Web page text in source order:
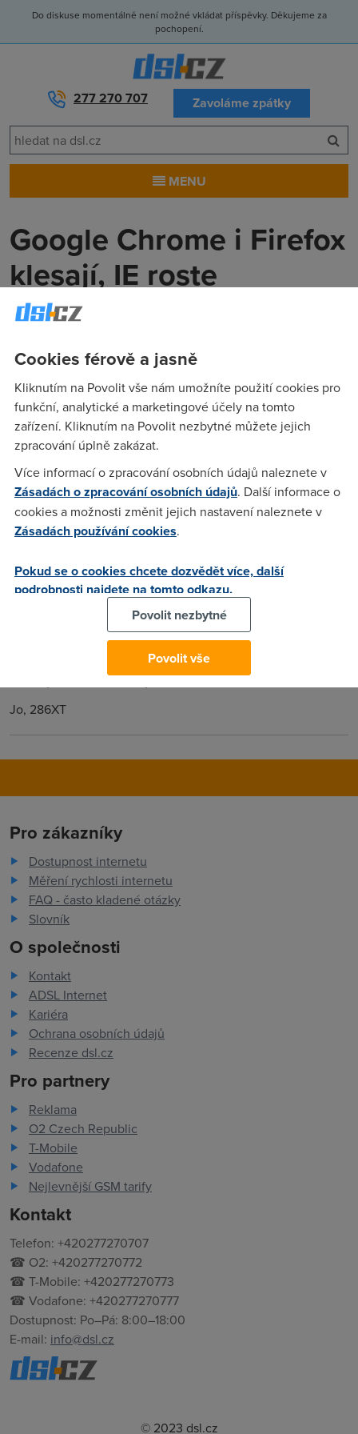
Do diskuse momentálně není možné vkládat příspěvky. Děkujeme za
pochopení.
277 270 707 Zavoláme zpátky
MENU
Google Chrome i Firefox
klesají, IE roste
Anonym(8.11.2012 13:00:00)
přišel Netmarketshare. Ač můžeme být k přesným číslům
skeptičtí, trendy ukazuje relativně dobře. Což potěší
příznivce nejen Microsoftu, ale také Opery.
gr (8.11.2012 19:19:27)
No situace u Chromu je myslím jasná, aktualizuje je bez
vědomí uživatele. A nijak to uživatel ani nepozná. U IE je
změna verze otázka na několik 10minut a Firefox se při
(9.11.2012 10:40:48)
Nekolik desitek minut? To pouzivas 286ku?
(11.11.2012 21:47:39)
Jo, 286XT
Pro zákazníky
Dostupnost internetu
Měření rychlosti internetu
FAQ - často kladené otázky
Slovník
O společnosti
Kontakt
ADSL Internet
Kariéra
Ochrana osobních údajů
Recenze dsl.cz
Pro partnery
Reklama
O2 Czech Republic
T-Mobile
Vodafone
Nejlevnější GSM tarify
Kontakt
Telefon: +420277270707
☎ O2: +420277270772
☎ T-Mobile: +420277270773
☎ Vodafone: +420277270777
Dostupnost: Po–Pá: 8:00–18:00
E-mail: info@dsl.cz
© 2023 dsl.cz
Cookies férově a jasně
Kliknutím na Povolit vše nám umožníte použití cookies pro
funkční, analytické a marketingové účely na tomto
zařízení. Kliknutím na Povolit nezbytné můžete jejich
zpracování úplně zakázat.
Více informací o zpracování osobních údajů naleznete v
Zásadách o zpracování osobních údajů. Další informace o
cookies a možnosti změnit jejich nastavení naleznete v
Zásadách používání cookies.
Pokud se o cookies chcete dozvědět více, další
podrobnosti najdete na tomto odkazu.
Povolit nezbytné
Povolit vše